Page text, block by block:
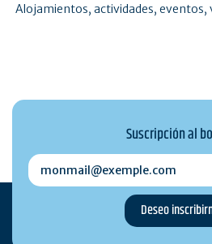
Alojamientos, actividades, eventos,
Suscripción al
monmail@exemple.com